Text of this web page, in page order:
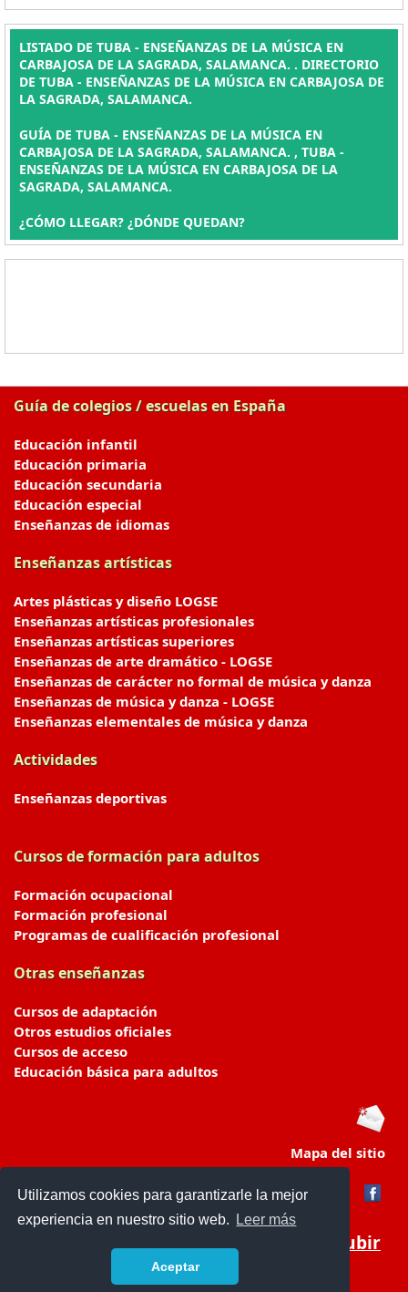
Utilizamos cookies para garantizarle la mejor
experiencia en nuestro sitio web.
Leer más
Aceptar
LISTADO DE TUBA - ENSEÑANZAS DE LA MÚSICA EN
CARBAJOSA DE LA SAGRADA, SALAMANCA. . DIRECTORIO
DE TUBA - ENSEÑANZAS DE LA MÚSICA EN CARBAJOSA DE
LA SAGRADA, SALAMANCA.
GUÍA DE TUBA - ENSEÑANZAS DE LA MÚSICA EN
CARBAJOSA DE LA SAGRADA, SALAMANCA. , TUBA -
ENSEÑANZAS DE LA MÚSICA EN CARBAJOSA DE LA
SAGRADA, SALAMANCA.
¿CÓMO LLEGAR? ¿DÓNDE QUEDAN?
Guía de colegios / escuelas en España
Educación infantil
Educación primaria
Educación secundaria
Educación especial
Enseñanzas de idiomas
Enseñanzas artísticas
Artes plásticas y diseño LOGSE
Enseñanzas artísticas profesionales
Enseñanzas artísticas superiores
Enseñanzas de arte dramático - LOGSE
Enseñanzas de carácter no formal de música y danza
Enseñanzas de música y danza - LOGSE
Enseñanzas elementales de música y danza
Actividades
Enseñanzas deportivas
Cursos de formación para adultos
Formación ocupacional
Formación profesional
Programas de cualificación profesional
Otras enseñanzas
Cursos de adaptación
Otros estudios oficiales
Cursos de acceso
Educación básica para adultos
Mapa del sitio
Subir